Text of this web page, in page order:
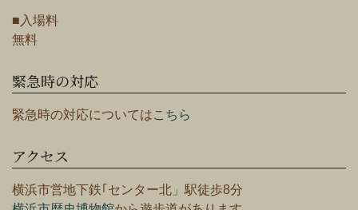
■入場料
無料
緊急時の対応
緊急時の対応についてはこちら
アクセス
横浜市営地下鉄｢センター北」駅徒歩8分